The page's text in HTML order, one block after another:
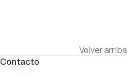
Volver arriba
Contacto